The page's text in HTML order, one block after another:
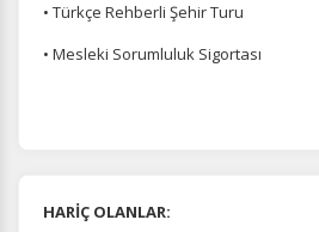
• Türkçe Rehberli Şehir Turu
• Mesleki Sorumluluk Sigortası
HARİÇ OLANLAR: